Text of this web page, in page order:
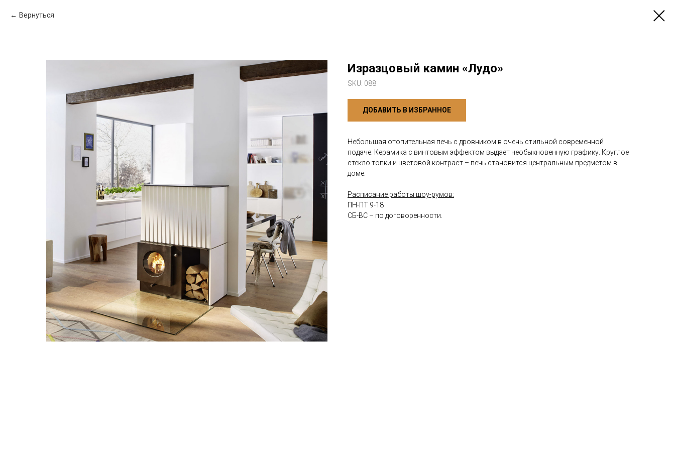
Вернуться
Изразцовый камин «Лудо»
SKU: 088
ДОБАВИТЬ В ИЗБРАННОЕ
Небольшая отопительная печь с дровником в очень стильной современной
подаче. Керамика с винтовым эффектом выдает необыкновенную графику. Круглое
стекло топки и цветовой контраст – печь становится центральным предметом в
доме.
Расписание работы шоу-румов:
ПН-ПТ 9-18
СБ-ВС – по договоренности.